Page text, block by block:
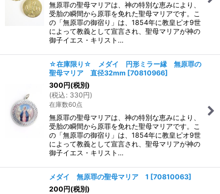
無原罪の聖母マリアは、神の特別な恵みにより、
受胎の瞬間から原罪を免れた聖母マリアです。こ
の「無原罪の御宿り」は、1854年に教皇ピオ9世
によって教義として宣言され、聖母マリアが神の
御子イエス・キリスト…
☆在庫限り☆ メダイ 円形ミラー縁 無原罪の
聖母マリア 直径32mm [70810966]
300円(税別)
(税込: 330円)
在庫数60点
無原罪の聖母マリアは、神の特別な恵みにより、
受胎の瞬間から原罪を免れた聖母マリアです。こ
の「無原罪の御宿り」は、1854年に教皇ピオ9世
によって教義として宣言され、聖母マリアが神の
御子イエス・キリスト…
メダイ 無原罪の聖母マリア 1 [70810063]
200円(税別)